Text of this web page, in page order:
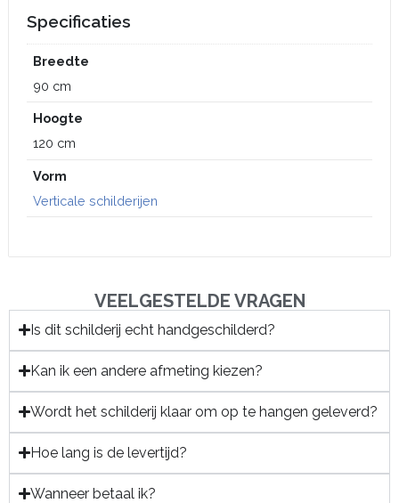
Specificaties
Breedte
90 cm
Hoogte
120 cm
Vorm
Verticale schilderijen
VEELGESTELDE VRAGEN
Is dit schilderij echt handgeschilderd?
Kan ik een andere afmeting kiezen?
Wordt het schilderij klaar om op te hangen geleverd?
Hoe lang is de levertijd?
Wanneer betaal ik?